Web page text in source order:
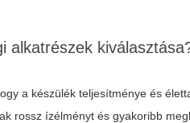
alkatrészek
a készülék teljesítménye és
rossz ízélményt és gyakoribb